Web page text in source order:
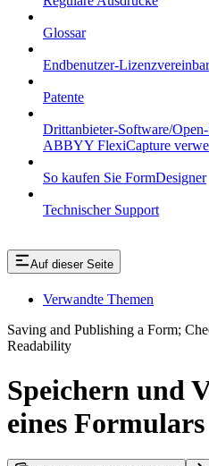
Glossar
Endbenutzer-
Patente
Drittanbieter-Software/
ABBYY FlexiCapture
So kaufen Sie FormDesigner
Technischer Support
Auf dieser Seite
Verwandte Themen
Saving and Publishing a Form;
Readability
Speichern und
eines Formulars